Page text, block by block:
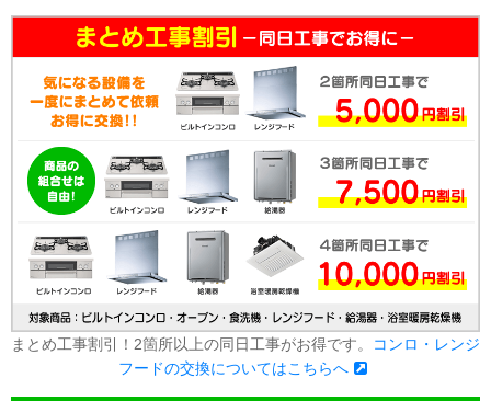
まとめ工事割引！2箇所以上の同日工事がお得です。
コンロ・レンジ
フードの交換についてはこちらへ